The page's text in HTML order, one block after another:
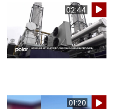
02:44
01:20